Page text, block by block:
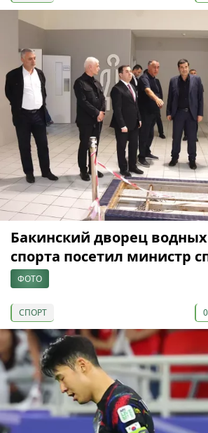
Бакинский дворец
спорта посетил министр
ФОТО
СПОРТ